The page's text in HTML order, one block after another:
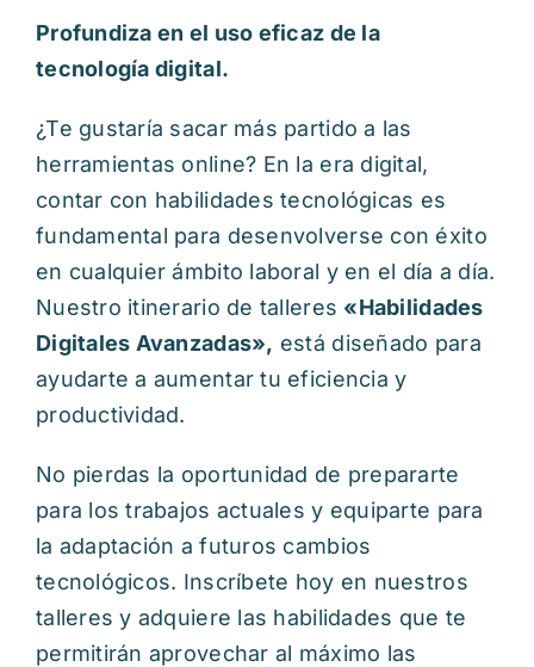
Profundiza en el uso eficaz de la
tecnología digital.
¿Te gustaría sacar más partido a las
herramientas online? En la era digital,
contar con habilidades tecnológicas es
fundamental para desenvolverse con éxito
en cualquier ámbito laboral y en el día a día.
Nuestro itinerario de talleres «Habilidades
Digitales Avanzadas», está diseñado para
ayudarte a aumentar tu eficiencia y
productividad.
No pierdas la oportunidad de prepararte
para los trabajos actuales y equiparte para
la adaptación a futuros cambios
tecnológicos. Inscríbete hoy en nuestros
talleres y adquiere las habilidades que te
permitirán aprovechar al máximo las